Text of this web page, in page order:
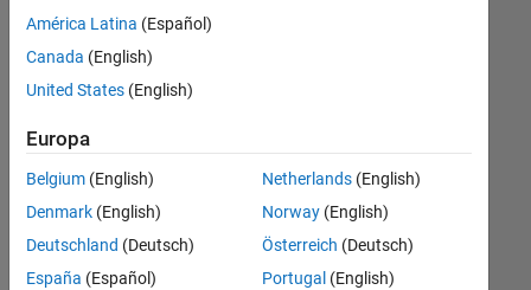
Business Model Team
Finance and Operations
Legal
es
keine
offenen
Stellen,
Ihren
Suchkriterien
entsprechen.
können
die
América Latina (Español)
Canada (English)
United States (English)
Europa
Belgium (English)
Denmark (English)
Deutschland (Deutsch)
España (Español)
Netherlands(English)
Norway(English)
Österreich (Deutsch)
Portugal (English)